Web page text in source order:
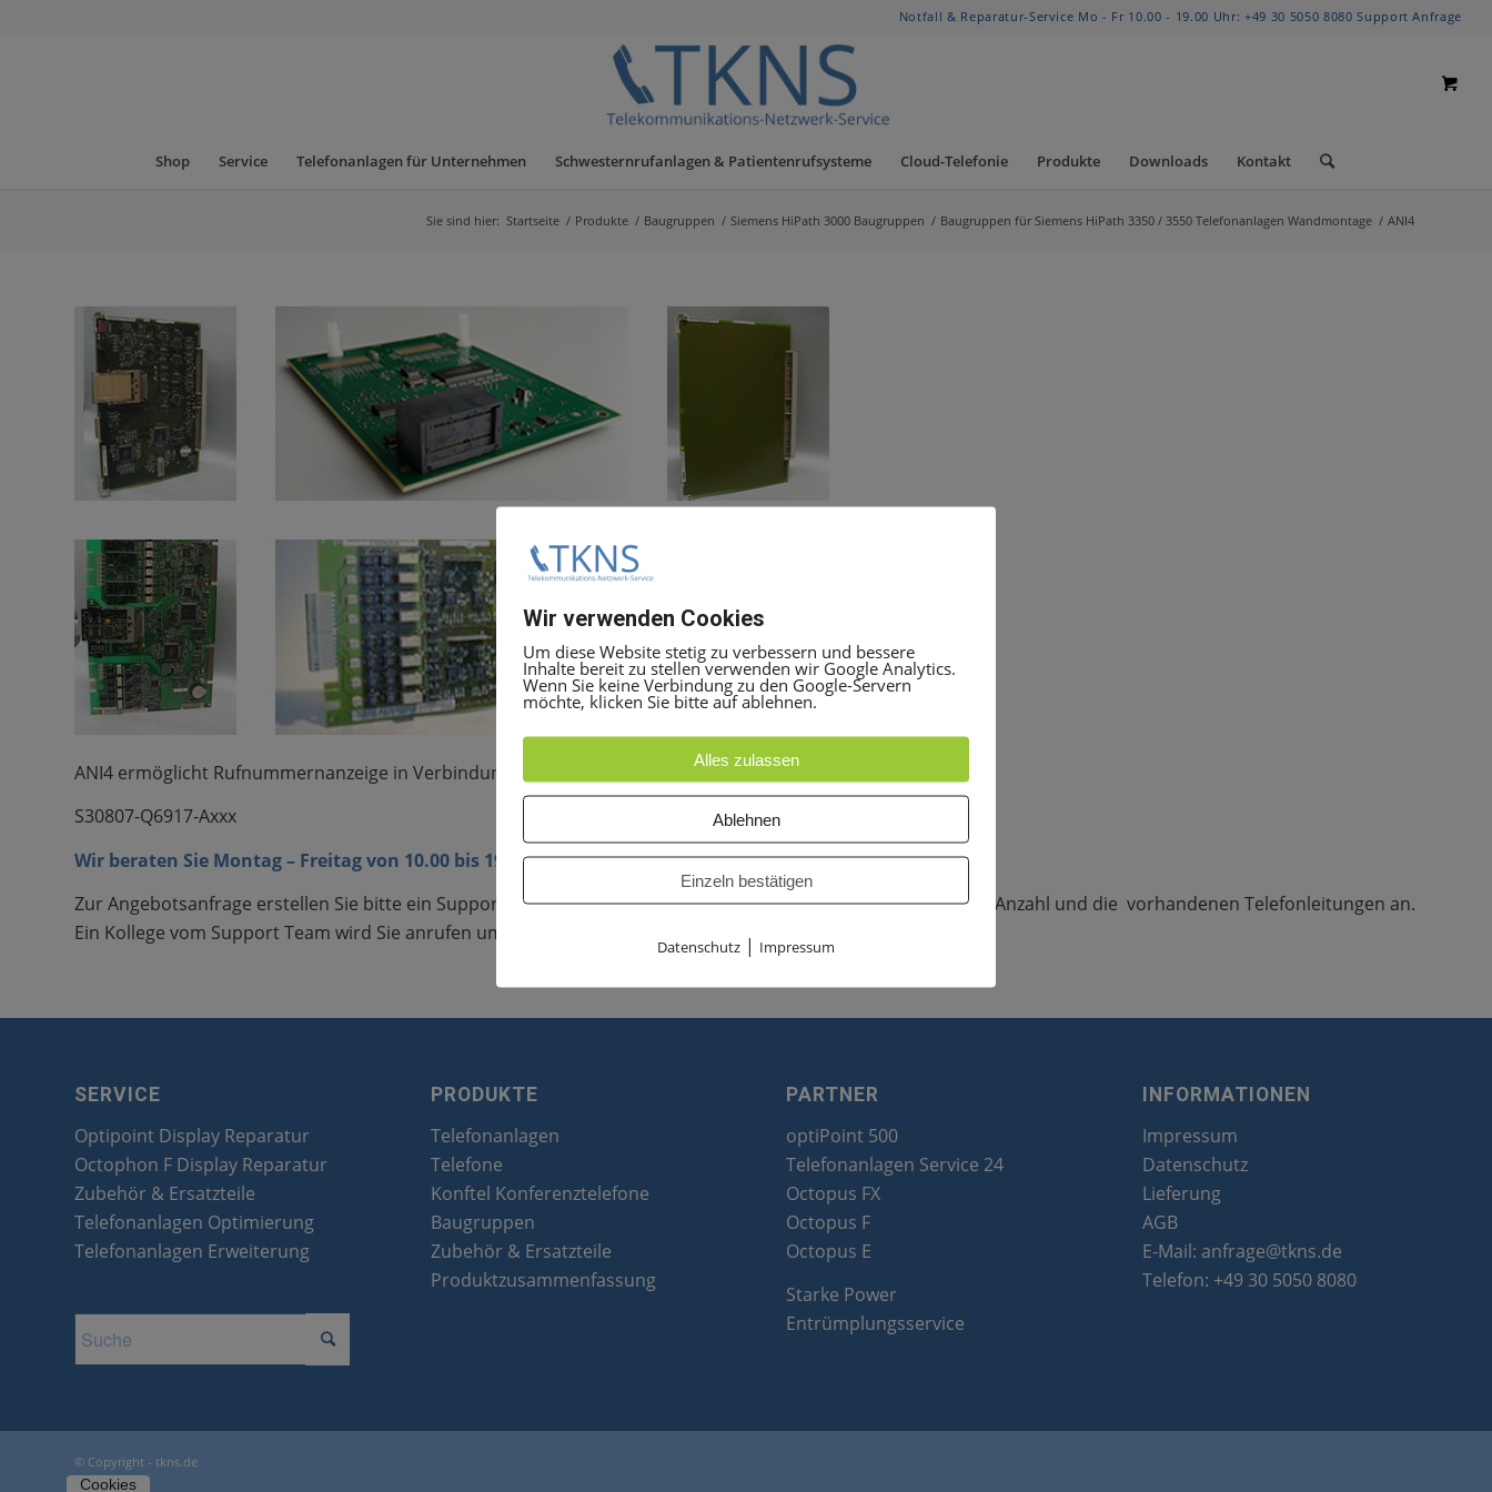
Notfall & Reparatur-Service Mo - Fr 10.00 - 19.00 Uhr: +49 30 5050 8080 Support Anfrage
Shop Service Telefonanlagen für Unternehmen Schwesternrufanlagen & Patientenrufsysteme Cloud-Telefonie Produkte Downloads Kontakt
Sie sind hier: Startseite / Produkte / Baugruppen / Siemens HiPath 3000 Baugruppen / Baugruppen für Siemens HiPath 3350 / 3550 Telefonanlagen Wandmontage / ANI4
ANI4 ermöglicht Rufnummernanzeige in Verbindung mit TMGL4
S30807-Q6917-Axxx
Wir beraten Sie Montag – Freitag von 10.00 bis 19:00 Uhr Uhr unter+49 30 5050 8080
Zur Angebotsanfrage erstellen Sie bitte ein Support TicketAngebot anfordern, geben Sie dort die Mittarbeiter Anzahl und die vorhandenen Telefonleitungen an.
Ein Kollege vom Support Team wird Sie anrufen um alles weitere zu besprechen.
SERVICE
Optipoint Display Reparatur
Octophon F Display Reparatur
Zubehör & Ersatzteile
Telefonanlagen Optimierung
Telefonanlagen Erweiterung
PRODUKTE
Telefonanlagen
Telefone
Konftel Konferenztelefone
Baugruppen
Zubehör & Ersatzteile
Produktzusammenfassung
PARTNER
optiPoint 500
Telefonanlagen Service 24
Octopus FX
Octopus F
Octopus E
Starke Power
Entrümplungsservice
INFORMATIONEN
Impressum
Datenschutz
Lieferung
AGB
E-Mail: anfrage@tkns.de
Telefon: +49 30 5050 8080
© Copyright - tkns.de
Cookies
Wir verwenden Cookies
Um diese Website stetig zu verbessern und bessere
Inhalte bereit zu stellen verwenden wir Google Analytics.
Wenn Sie keine Verbindung zu den Google-Servern
möchte, klicken Sie bitte auf ablehnen.
Alles zulassen
Ablehnen
Einzeln bestätigen
Datenschutz | Impressum